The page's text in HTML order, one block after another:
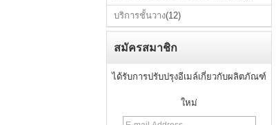
บริการชั้นวาง(12)
สมัครสมาชิก
ได้รับการปรับปรุงอีเมล์เกี่ยวกับผลิตภัณฑ์
ใหม่